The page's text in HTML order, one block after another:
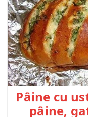
Pâine cu
pâine,